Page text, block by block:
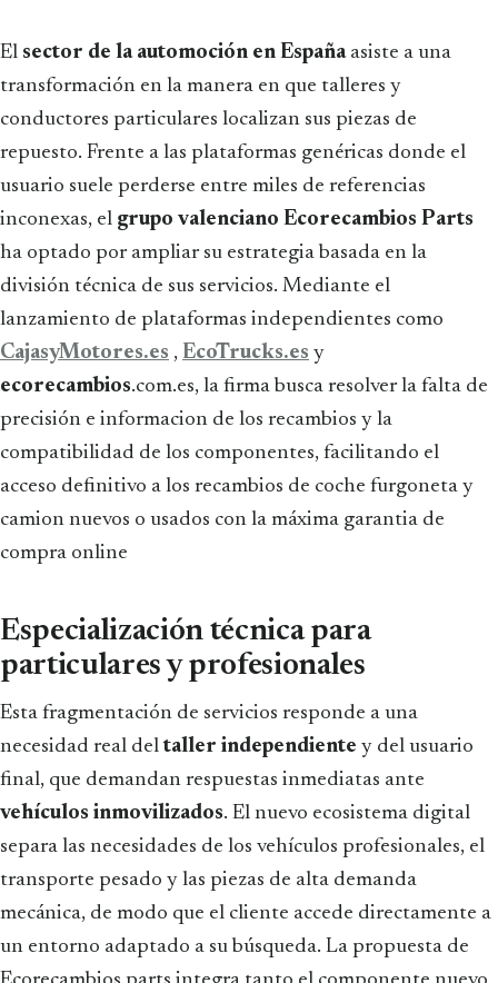
El sector de la automoción en España asiste a una
transformación en la manera en que talleres y
conductores particulares localizan sus piezas de
repuesto. Frente a las plataformas genéricas donde el
usuario suele perderse entre miles de referencias
inconexas, el grupo valenciano Ecorecambios Parts
ha optado por ampliar su estrategia basada en la
división técnica de sus servicios. Mediante el
lanzamiento de plataformas independientes como
CajasyMotores.es , EcoTrucks.es y
ecorecambios.com.es, la firma busca resolver la falta de
precisión e informacion de los recambios y la
compatibilidad de los componentes, facilitando el
acceso definitivo a los recambios de coche furgoneta y
camion nuevos o usados con la máxima garantia de
compra online
Especialización técnica para
particulares y profesionales
Esta fragmentación de servicios responde a una
necesidad real deltaller independiente y del usuario
final, que demandan respuestas inmediatas ante
vehículos inmovilizados. El nuevo ecosistema digital
separa las necesidades de los vehículos profesionales, el
transporte pesado y las piezas de alta demanda
mecánica, de modo que el cliente accede directamente a
un entorno adaptado a su búsqueda. La propuesta de